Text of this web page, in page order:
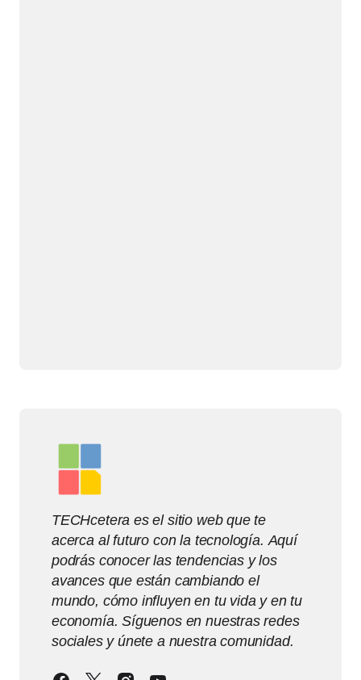
TECHcetera es el sitio web que te
acerca al futuro con la tecnología. Aquí
podrás conocer las tendencias y los
avances que están cambiando el
mundo, cómo influyen en tu vida y en tu
economía. Síguenos en nuestras redes
sociales y únete a nuestra comunidad.